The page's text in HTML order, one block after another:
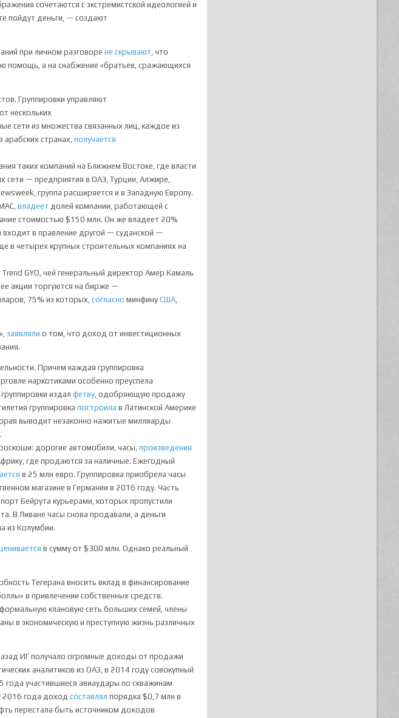
сочетаются с экстремистской идеологией и
пойдут деньги, — создают
при личном разговорене скрывают, что
помощь, а на снабжение «братьев, сражающихся
Группировки управляют
нескольких
сети из множества связанных лиц, каждое из
арабских странах,получается
таких компаний на Ближнем Востоке, где власти
сети — предприятия в ОАЭ, Турции, Алжире,
группа расширяется и в Западную Европу.
владеет долей компании, работающей с
стоимостью $150 млн. Он же владеет 20%
в правление другой — суданской —
в четырех крупных строительных компаниях на
GYO, чей генеральный директор Амер Камаль
акции торгуются на бирже —
75% из которых,согласно минфинуСША,
заявляли о том, что доход от инвестиционных
Причем каждая группировка
наркотиками особенно преуспела
издалфетву, одобряющую продажу
группировкапостроила в Латинской Америке
выводит незаконно нажитые миллиарды
дорогие автомобили, часы,произведения
где продаются за наличные. Ежегодный
в 25 млн евро. Группировка приобрела часы
магазине в Германии в 2016 году. Часть
Бейрута курьерами, которых пропустили
В Ливане часы снова продавали, а деньги
из Колумбии.
в сумму от $300 млн. Однако реальный
Тегерана вносить вклад в финансирование
в привлечении собственных средств.
клановую сеть больших семей, члены
в экономическую и преступную жизнь различных
ИГ получало огромные доходы от продажи
аналитиков из ОАЭ, в 2014 году совокупный
года участившиеся авиаудары по скважинам
2016 года доходсоставлял порядка $0,7 млн в
перестала быть источником доходов